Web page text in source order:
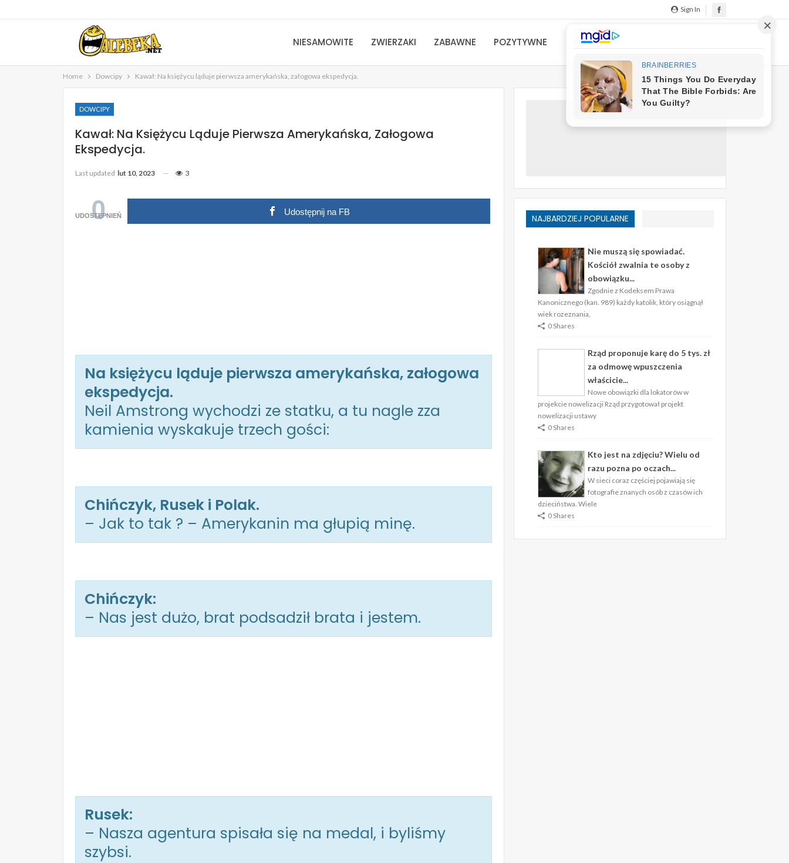
Sign In
NIESAMOWITE ZWIERZAKI ZABAWNE POZYTYWNE
Home Dowcipy Kawał: Na księżycu ląduje pierwsza amerykańska, załogowa ekspedycja.
DOWCIPY
Kawał: Na Księżycu Ląduje Pierwsza Amerykańska, Załogowa
Ekspedycja.
Last updated lut 10, 2023 3
0
UDOSTĘPNIEŃ Udostępnij na FB
Na księżycu ląduje pierwsza amerykańska, załogowa
ekspedycja.
Neil Amstrong wychodzi ze statku, a tu nagle zza
kamienia wyskakuje trzech gości:
Chińczyk, Rusek i Polak.
– Jak to tak ? – Amerykanin ma głupią minę.
Chińczyk:
– Nas jest dużo, brat podsadził brata i jestem.
Rusek:
– Nasza agentura spisała się na medal, i byliśmy
szybsi.
NAJBARDZIEJ POPULARNE
Nie muszą się spowiadać.
Kościół zwalnia te osoby z
obowiązku...
Zgodnie z Kodeksem Prawa
Kanonicznego (kan. 989) każdy katolik, który osiągnął
wiek rozeznania,
0 Shares
Rząd proponuje karę do 5 tys. zł
za odmowę wpuszczenia
właścicie...
Nowe obowiązki dla lokatorów w
projekcie nowelizacji Rząd przygotował projekt
nowelizacji ustawy
0 Shares
Kto jest na zdjęciu? Wielu od
razu pozna po oczach...
W sieci coraz częściej pojawiają się
fotografie znanych osób z czasów ich
dzieciństwa. Wiele
0 Shares